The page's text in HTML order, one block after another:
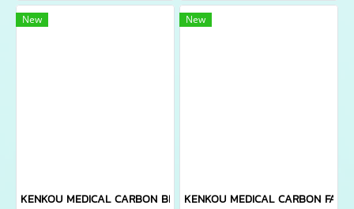
New
KENKOU MEDICAL CARBON BLACK FACE MASK 1X1 PC
New
KENKOU MEDICAL CARBON FACE